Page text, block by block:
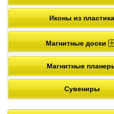
Иконы из пластика
Магнитные доски
Магнитные
Сувениры